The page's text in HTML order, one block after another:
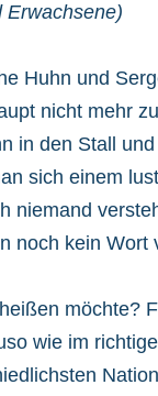
Erwachsene)
Huhn und
nicht mehr
in den Stall
sich einem
niemand
noch kein Wort
möchte?
wie im